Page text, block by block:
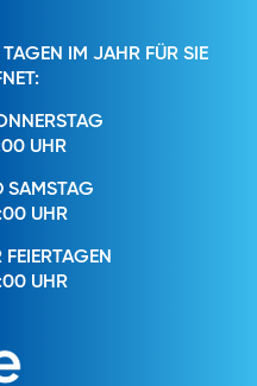
IM JAHR FÜR SIE
UHR
SAMSTAG
UHR
UHR